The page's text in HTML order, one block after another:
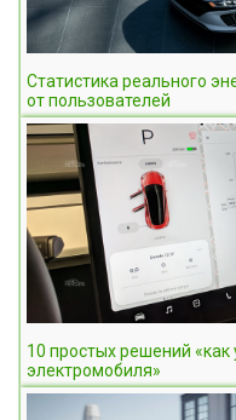
Статистика реального
от пользователей
10 простых решений «как
электромобиля»